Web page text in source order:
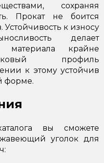
сохраняя
Прокат не боится
к износу
делает
крайне
профиль
к этому устойчив
форме.
вы сможете
уголок для